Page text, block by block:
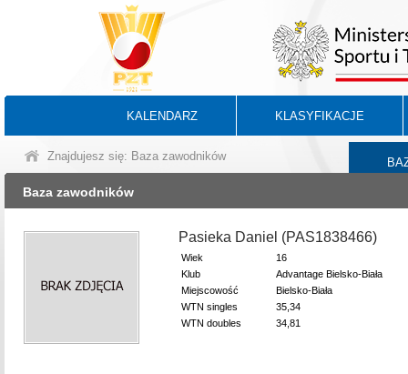
KALENDARZ KLASYFIKACJE
Znajdujesz się: Baza zawodników
Baza zawodników
Pasieka Daniel (PAS1838466)
Wiek
16
Klub
Advantage Bielsko-Biała
Miejscowość
Bielsko-Biała
WTN singles
35,34
WTN doubles
34,81